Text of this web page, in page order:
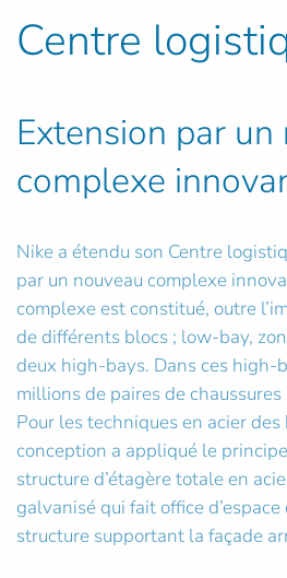
Centre
Extension par un
complexe
Nike a étendu son Centre
par un nouveau complexe
complexe est constitué, outre
de différents blocs ; low-bay,
deux high-bays. Dans ces high-
millions de paires de
Pour les techniques en acier
conception a appliqué le
structure d’étagère totale en
galvanisé qui fait office
structure supportant la façade